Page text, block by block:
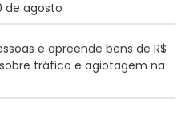
de agosto
e apreende bens de R$
tráfico e agiotagem na